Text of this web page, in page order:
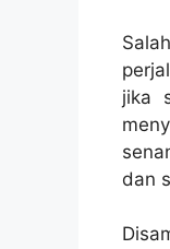
jika
dan